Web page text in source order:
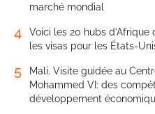
marché mondial
4
Voici les 20 hubs
les visas pour les États-
5
Mali. Visite guidée au
Mohammed VI: des
développement